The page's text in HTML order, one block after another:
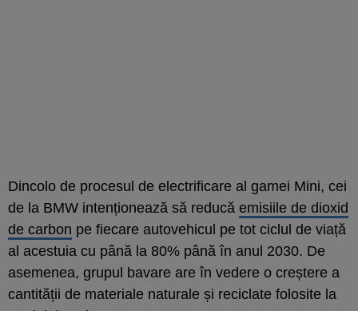
Dincolo de procesul de electrificare al gamei Mini, cei
de la BMW intenționează să reducă emisiile de dioxid
de carbon pe fiecare autovehicul pe tot ciclul de viață
al acestuia cu până la 80% până în anul 2030. De
asemenea, grupul bavare are în vedere o creștere a
cantității de materiale naturale și reciclate folosite la